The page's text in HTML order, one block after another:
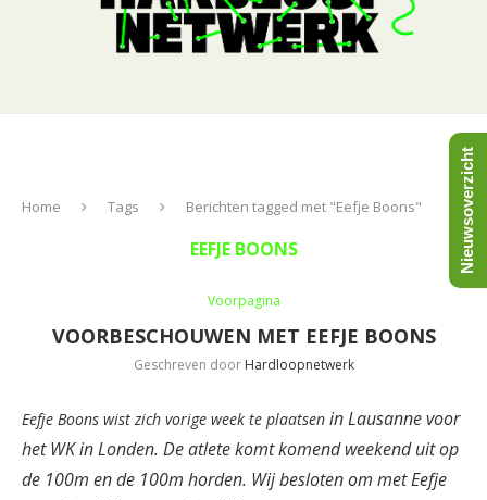
Home Tags Berichten tagged met "Eefje Boons"
EEFJE BOONS
Voorpagina
VOORBESCHOUWEN MET EEFJE BOONS
Geschreven door Hardloopnetwerk
Eefje Boons wist zich vorige week te plaatsen in Lausannevoor
het WK in Londen. De atlete komt komend weekend uit op
de 100m en de 100m horden. Wij besloten om met Eefje
Nieuwsoverzicht